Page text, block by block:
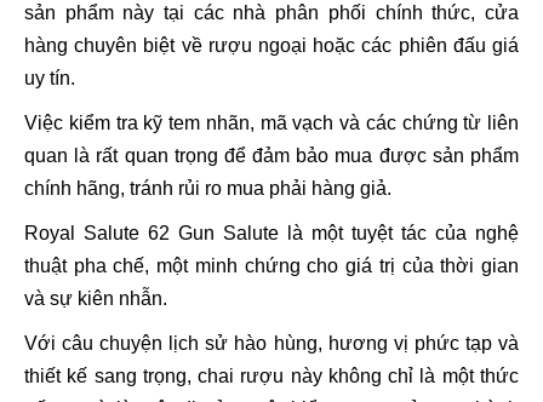
sản phẩm này tại các nhà phân phối chính thức, cửa
hàng chuyên biệt về rượu ngoại hoặc các phiên đấu giá
uy tín.
Việc kiểm tra kỹ tem nhãn, mã vạch và các chứng từ liên
quan là rất quan trọng để đảm bảo mua được sản phẩm
chính hãng, tránh rủi ro mua phải hàng giả.
Royal Salute 62 Gun Salute là một tuyệt tác của nghệ
thuật pha chế, một minh chứng cho giá trị của thời gian
và sự kiên nhẫn.
Với câu chuyện lịch sử hào hùng, hương vị phức tạp và
thiết kế sang trọng, chai rượu này không chỉ là một thức